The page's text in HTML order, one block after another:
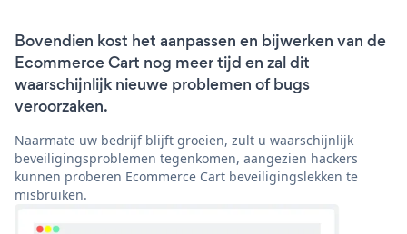
Bovendien kost het aanpassen en bijwerken van de
Ecommerce Cart nog meer tijd en zal dit
waarschijnlijk nieuwe problemen of bugs
veroorzaken.
Naarmate uw bedrijf blijft groeien, zult u waarschijnlijk
beveiligingsproblemen tegenkomen, aangezien hackers
kunnen proberen Ecommerce Cart beveiligingslekken te
misbruiken.